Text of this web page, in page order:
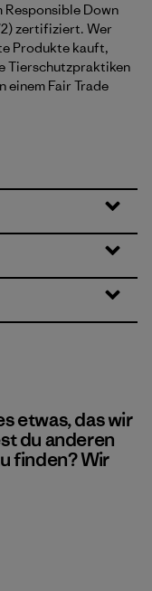
Responsible Down
zertifiziert. Wer
Produkte kauft,
Tierschutzpraktiken
einem Fair Trade
etwas, das wir
du anderen
finden? Wir